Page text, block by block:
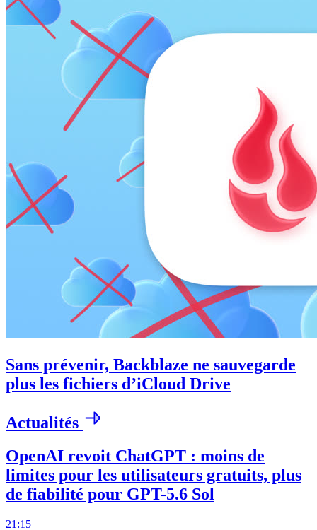
Sans prévenir, Backblaze ne sauvegarde
plus les fichiers d’iCloud Drive
Actualités
OpenAI revoit ChatGPT : moins de
limites pour les utilisateurs gratuits, plus
de fiabilité pour GPT-5.6 Sol
21:15